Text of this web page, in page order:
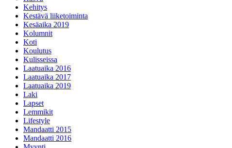
Kehitys
Kestävä liiketoiminta
Kesäaika 2019
Kolumnit
Koti
Koulutus
Kulisseissa
Laatuaika 2016
Laatuaika 2017
Laatuaika 2019
Laki
Lapset
Lemmikit
Lifestyle
Mandaatti 2015
Mandaatti 2016